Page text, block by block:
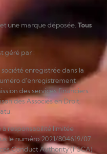
une marque déposée. Tous
géré par :
enregistrée dans la
d’enregistrement
des services financiers
des Associés en Droit,
à responsabilité limitée
le numéro 2021/804619/07
Conduct Authority (FSCA)